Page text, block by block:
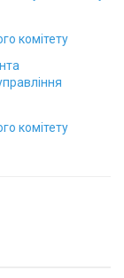
комітету
комітету